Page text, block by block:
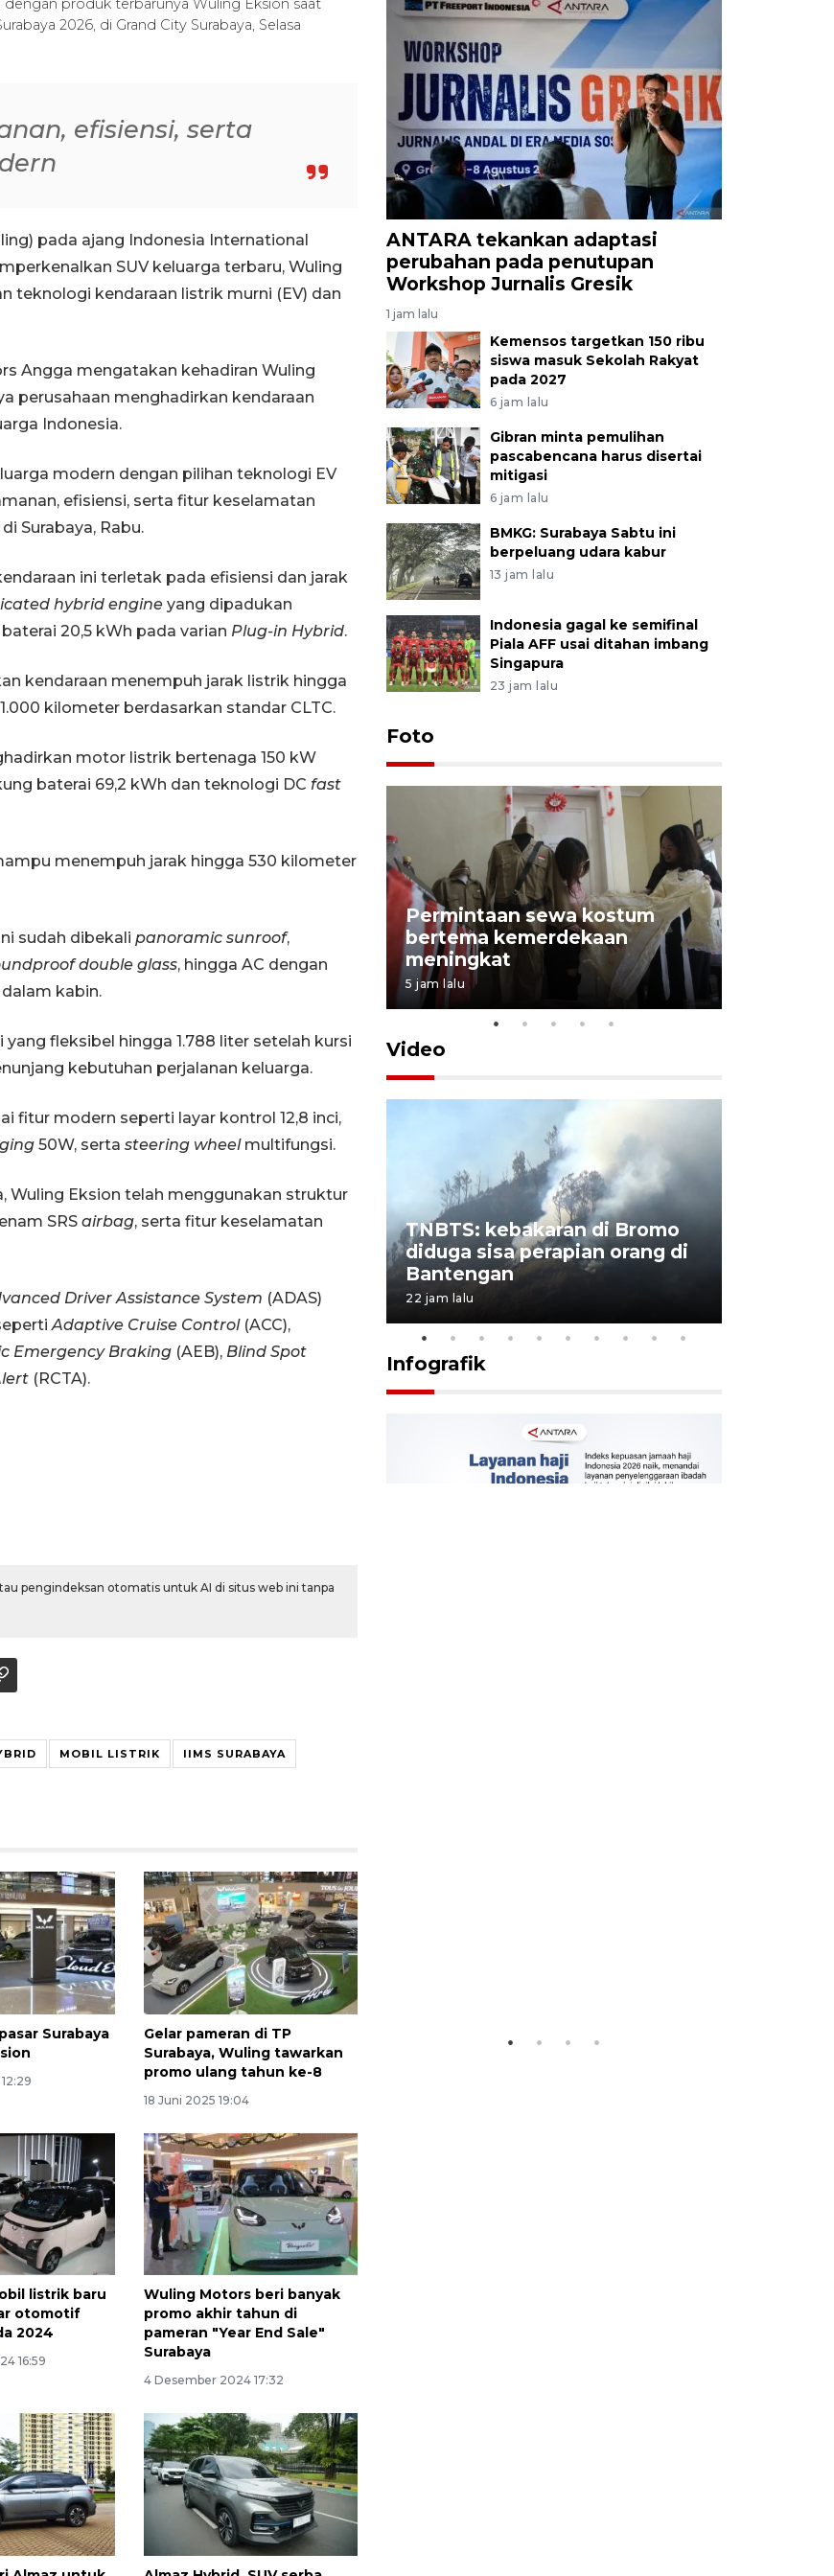
produk terbarunya Wuling Eksion saat
2026, di Grand City Surabaya, Selasa
efisiensi, serta
pada ajang Indonesia International
SUV keluarga terbaru, Wuling
teknologi kendaraan listrik murni (EV) dan
Angga mengatakan kehadiran Wuling
perusahaan menghadirkan kendaraan
Indonesia.
modern dengan pilihan teknologi EV
efisiensi, serta fitur keselamatan
Surabaya, Rabu.
ini terletak pada efisiensi dan jarak
hybrid engine yang dipadukan
20,5 kWh pada varian Plug-in Hybrid.
kendaraan menempuh jarak listrik hingga
kilometer berdasarkan standar CLTC.
motor listrik bertenaga 150 kW
baterai 69,2 kWh dan teknologi DC fast
menempuh jarak hingga 530 kilometer
sudah dibekali panoramic sunroof,
double glass, hingga AC dengan
kabin.
fleksibel hingga 1.788 liter setelah kursi
kebutuhan perjalanan keluarga.
fitur modern seperti layar kontrol 12,8 inci,
50W, serta steering wheelmultifungsi.
Wuling Eksion telah menggunakan struktur
SRS airbag, serta fitur keselamatan
Driver Assistance System (ADAS)
Adaptive Cruise Control(ACC),
Emergency Braking (AEB), Blind Spot
(RCTA).
pengindeksan otomatis untuk AI di situs web ini tanpa
MOBIL LISTRIK IIMS SURABAYA
Surabaya
Gelar pameran di TP
Surabaya, Wuling tawarkan
promo ulang tahun ke-8
18 Juni 2025 19:04
listrik baru
otomotif
2024
16:59
Wuling Motors beri banyak
promo akhir tahun di
pameran "Year End Sale"
Surabaya
4 Desember 2024 17:32
ANTARA tekankan adaptasi
perubahan pada penutupan
Workshop Jurnalis Gresik
1 jam lalu
Kemensos targetkan 150 ribu
siswa masuk Sekolah Rakyat
pada 2027
6 jam lalu
Gibran minta pemulihan
pascabencana harus disertai
mitigasi
6 jam lalu
BMKG: Surabaya Sabtu ini
berpeluang udara kabur
13 jam lalu
Indonesia gagal ke semifinal
Piala AFF usai ditahan imbang
Singapura
23 jam lalu
Foto
Penguatan struktur jembatan
Niyama Tulungagung
7 Agustus 2026 14:36
Permintaan sewa kostum
bertema kemerdekaan
meningkat
5 jam lalu
Video
BPBD Jatim kerahkan "Drone
6 Agustus 2026 18:23
TNBTS: kebakaran di Bromo
diduga sisa perapian orang di
Bantengan
22 jam lalu
Infografik
160 ribu sambungan baru
jaringan gas 2026
2026-08-07 18:00:00